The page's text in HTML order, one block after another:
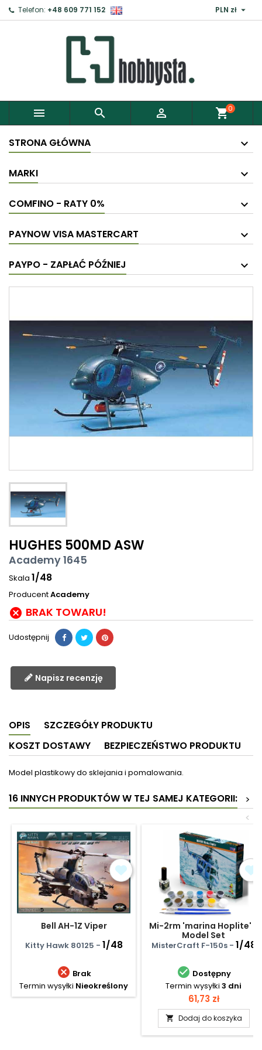
Telefon: +48 609 771 152 PLN zł 
   shopping_cart0
STRONA GŁÓWNA
MARKI
COMFINO - RATY 0%
PAYNOW VISA MASTERCART
PAYPO - ZAPŁAĆ PÓŹNIEJ
HUGHES 500MD ASW
Academy 1645
Skala 1/48
ProducentAcademy
 BRAK TOWARU!
Udostępnij
Napisz recenzję
OPIS
SZCZEGÓŁY PRODUKTU
KOSZT DOSTAWY
BEZPIECZEŃSTWO PRODUKTU
Model plastikowy do sklejania i pomalowania.
16 INNYCH PRODUKTÓW W TEJ SAMEJ KATEGORII:
>
<
Bell AH-1Z Viper
Kitty Hawk 80125 - 1/48
 Brak
Termin wysyłki Nieokreślony
Mi-2rm 'marina Hoplite' -
Model Set
MisterCraft F-150s - 1/48
 Dostępny
Termin wysyłki 3 dni
Cena
61,73 zł
 Dodaj do koszyka